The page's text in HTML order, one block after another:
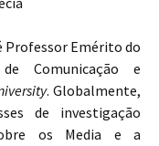
Professor Emérito do
Comunicação e
. Globalmente,
de investigação
os Media e a